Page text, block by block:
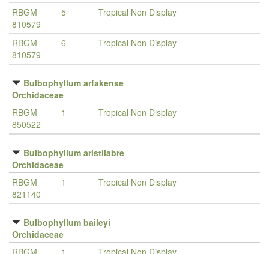
RBGM
810579
5 Tropical Non Display
RBGM
810579
6 Tropical Non Display
Bulbophyllum arfakense
Orchidaceae
RBGM
850522
1 Tropical Non Display
Bulbophyllum aristilabre
Orchidaceae
RBGM
821140
1 Tropical Non Display
Bulbophyllum baileyi
Orchidaceae
RBGM
1 Tropical Non Display